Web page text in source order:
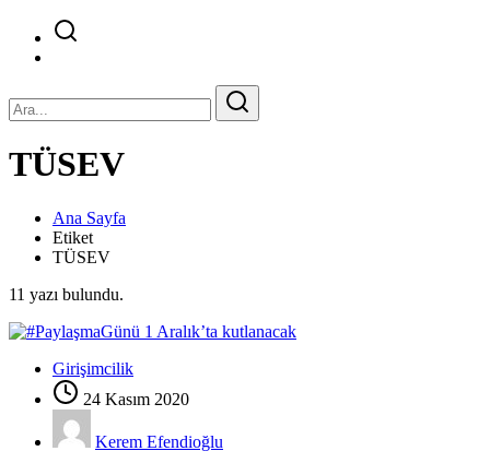
TÜSEV
Ana Sayfa
Etiket
TÜSEV
11 yazı bulundu.
Girişimcilik
24 Kasım 2020
Kerem Efendioğlu